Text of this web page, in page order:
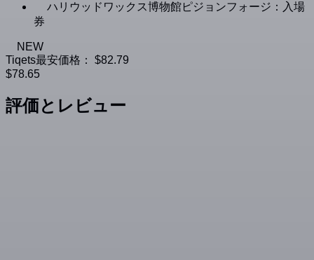
ハリウッドワックス博物館ピジョンフォージ：入場
券
NEW
Tiqets最安価格：
$82.79
$78.65
評価とレビュー